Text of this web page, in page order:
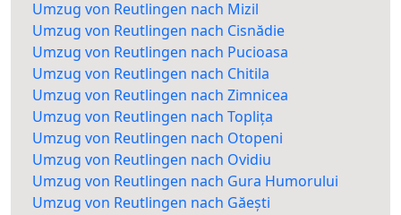
Umzug von Reutlingen nach Mizil
Umzug von Reutlingen nach Cisnădie
Umzug von Reutlingen nach Pucioasa
Umzug von Reutlingen nach Chitila
Umzug von Reutlingen nach Zimnicea
Umzug von Reutlingen nach Toplița
Umzug von Reutlingen nach Otopeni
Umzug von Reutlingen nach Ovidiu
Umzug von Reutlingen nach Gura Humorului
Umzug von Reutlingen nach Găești